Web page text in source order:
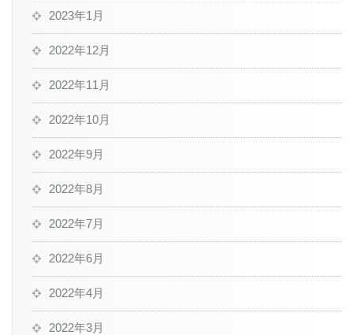
2023年1月
2022年12月
2022年11月
2022年10月
2022年9月
2022年8月
2022年7月
2022年6月
2022年4月
2022年3月